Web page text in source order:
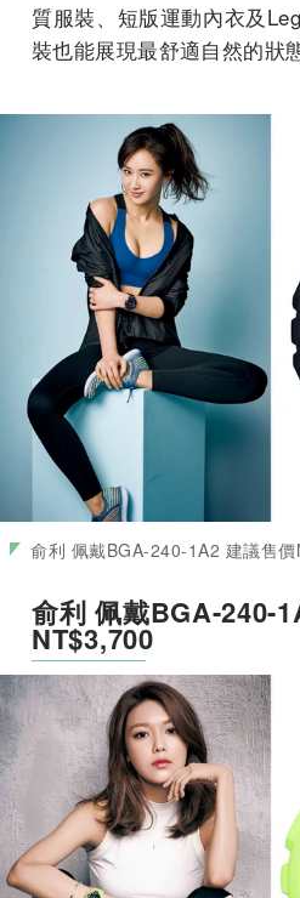
質服裝、短版運動內衣及
裝也能展現最舒適自然的狀態
俞利 佩戴BGA-240-1A2 建議售
俞利 佩戴BGA-240-
NT$3,700